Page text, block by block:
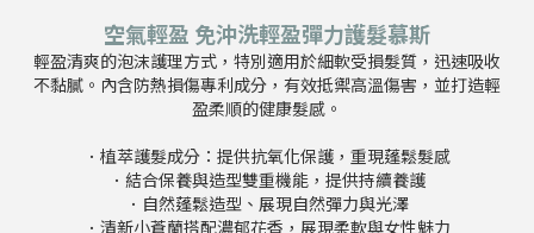
空氣輕盈 免沖洗輕盈彈力護髮慕斯
輕盈清爽的泡沫護理方式，特別適用於細軟受損髮質，迅速吸收
不黏膩。內含防熱損傷專利成分，有效抵禦高溫傷害，並打造輕
盈柔順的健康髮感。
．植萃護髮成分：提供抗氧化保護，重現蓬鬆髮感
．結合保養與造型雙重機能，提供持續養護
．自然蓬鬆造型、展現自然彈力與光澤
．清新小蒼蘭搭配濃郁花香，展現柔軟與女性魅力